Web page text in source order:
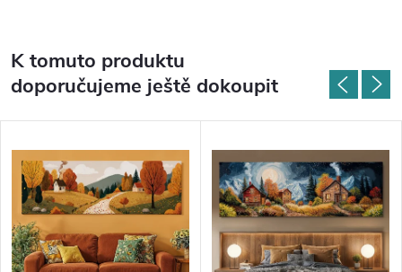
K tomuto produktu
doporučujeme ještě dokoupit